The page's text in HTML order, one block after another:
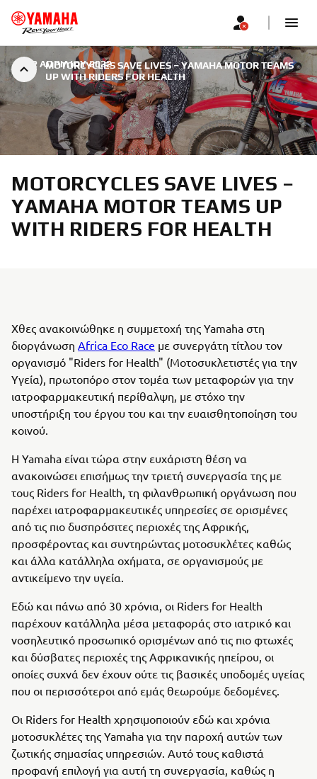
MOTORCYCLES SAVE LIVES – YAMAHA MOTOR TEAMS
UP WITH RIDERS FOR HEALTH
12 ΑΠΡΙΛΊΟΥ 2022
MOTORCYCLES SAVE LIVES –
YAMAHA MOTOR TEAMS UP
WITH RIDERS FOR HEALTH
Χθες ανακοινώθηκε η συμμετοχή της Yamaha στη
διοργάνωση Africa Eco Race με συνεργάτη τίτλου τον
οργανισμό "Riders for Health" (Μοτοσυκλετιστές για την
Υγεία), πρωτοπόρο στον τομέα των μεταφορών για την
ιατροφαρμακευτική περίθαλψη, με στόχο την
υποστήριξη του έργου του και την ευαισθητοποίηση του
κοινού.
Η Yamaha είναι τώρα στην ευχάριστη θέση να
ανακοινώσει επισήμως την τριετή συνεργασία της με
τους Riders for Health, τη φιλανθρωπική οργάνωση που
παρέχει ιατροφαρμακευτικές υπηρεσίες σε ορισμένες
από τις πιο δυσπρόσιτες περιοχές της Αφρικής,
προσφέροντας και συντηρώντας μοτοσυκλέτες καθώς
και άλλα κατάλληλα οχήματα, σε οργανισμούς με
αντικείμενο την υγεία.
Εδώ και πάνω από 30 χρόνια, οι Riders for Health
παρέχουν κατάλληλα μέσα μεταφοράς στο ιατρικό και
νοσηλευτικό προσωπικό ορισμένων από τις πιο φτωχές
και δύσβατες περιοχές της Αφρικανικής ηπείρου, οι
οποίες συχνά δεν έχουν ούτε τις βασικές υποδομές υγείας
που οι περισσότεροι από εμάς θεωρούμε δεδομένες.
Οι Riders for Health χρησιμοποιούν εδώ και χρόνια
μοτοσυκλέτες της Yamaha για την παροχή αυτών των
ζωτικής σημασίας υπηρεσιών. Αυτό τους καθιστά
προφανή επιλογή για αυτή τη συνεργασία, καθώς η